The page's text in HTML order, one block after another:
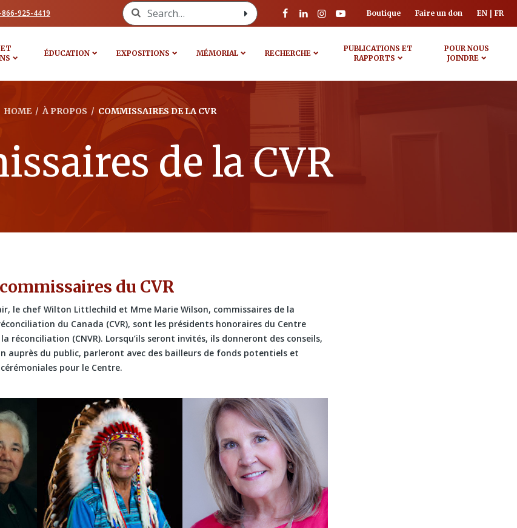
866-925-4419 Search for: Boutique Faire un don EN FR
ÉDUCATION EXPOSITIONS MÉMORIAL RECHERCHE
PUBLICATIONS ET
RAPPORTS
POUR NOUS
JOINDRE
HOME / À PROPOS / COMMISSAIRES DE LA CVR
de la CVR
du CVR
le chef Wilton Littlechild et Mme Marie Wilson, commissaires de la
du Canada (CVR), sont les présidents honoraires du Centre
réconciliation (CNVR). Lorsqu’ils seront invités, ils donneront des conseils,
auprès du public, parleront avec des bailleurs de fonds potentiels et
pour le Centre.